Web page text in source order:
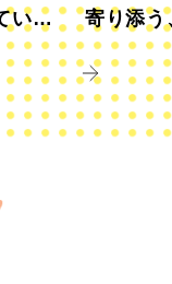
いま
寄り添う
きに